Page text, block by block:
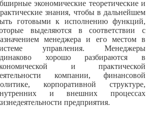
экономические теоретические и
знания, чтобы в дальнейшем
готовыми к исполнению функций,
выделяются в соответствии с
менеджера и его местом в
управления. Менеджеры
хорошо разбираются в
и практической
компании, финансовой
корпоративной структуре,
и внешних процессах
предприятия.